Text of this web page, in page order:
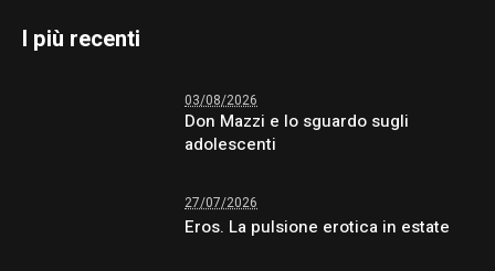
I più recenti
03/08/2026
Don Mazzi e lo sguardo sugli
adolescenti
27/07/2026
Eros. La pulsione erotica in estate